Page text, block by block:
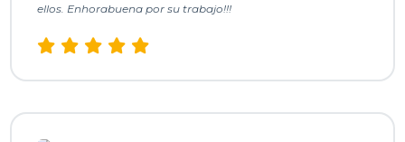
ellos. Enhorabuena por su trabajo!!!